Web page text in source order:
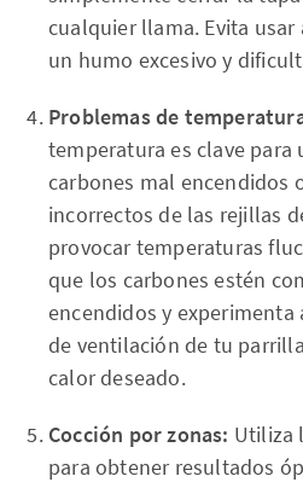
cualquier llama. Evita usar
un humo excesivo y
Problemas de
temperatura es clave para
carbones mal encendidos
incorrectos de las rejillas
provocar temperaturas
que los carbones estén
encendidos y
de ventilación de tu
calor deseado.
Cocción por zonas: Utiliza
para obtener resultados